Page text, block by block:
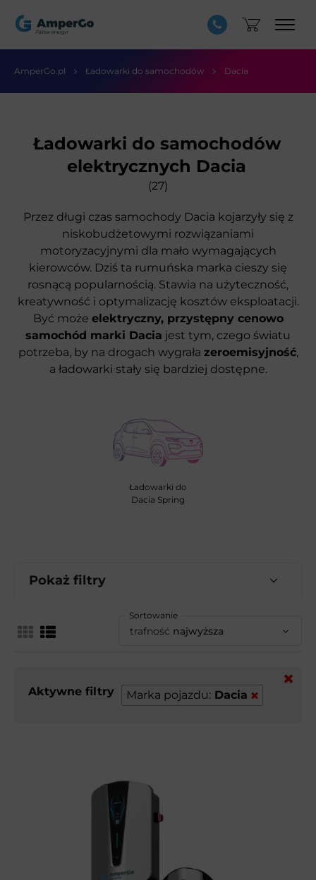
AmperGo.pl Ładowarki do samochodów Dacia
Ładowarki do samochodów
elektrycznych Dacia
(27)
Przez długi czas samochody Dacia kojarzyły się z
niskobudżetowymi rozwiązaniami
motoryzacyjnymi dla mało wymagających
kierowców. Dziś ta rumuńska marka cieszy się
rosnącą popularnością. Stawia na użyteczność,
kreatywność i optymalizację kosztów eksploatacji.
Być może elektryczny, przystępny cenowo
samochód marki Dacia jest tym, czego światu
potrzeba, by na drogach wygrała zeroemisyjność,
a ładowarki stały się bardziej dostępne.
Ładowarki do
Dacia Spring
Pokaż filtry
Sortowanie
trafność najwyższa
Aktywne filtry Marka pojazdu: Dacia